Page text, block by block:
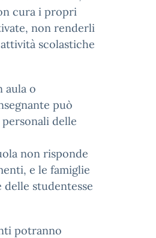
cura i propri
non renderli
scolastiche
aula o
può
delle
non risponde
e le famiglie
delle studentesse
potranno